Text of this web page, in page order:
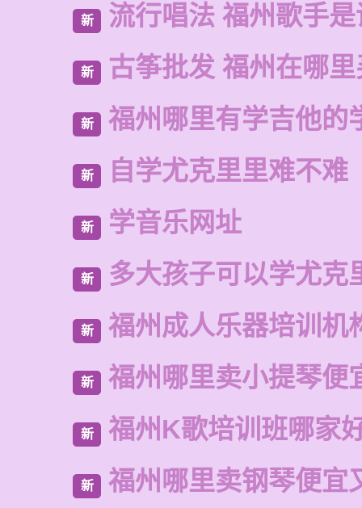
新 流行唱法 福州歌手
新 古筝批发 福州在哪
新 福州哪里有学吉他的
新 自学尤克里里难不难
新 学音乐网址
新 多大孩子可以学尤克
新 福州成人乐器培训机
新 福州哪里卖小提琴便
新 福州K歌培训班哪家
新 福州哪里卖钢琴便宜